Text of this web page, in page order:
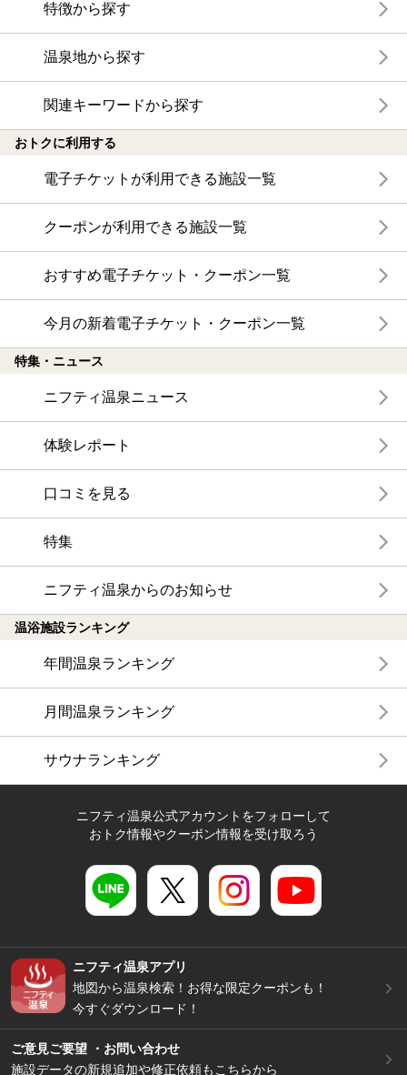
特徴から探す
温泉地から探す
関連キーワードから探す
おトクに利用する
電子チケットが利用できる施設一覧
クーポンが利用できる施設一覧
おすすめ電子チケット・クーポン一覧
今月の新着電子チケット・クーポン一覧
特集・ニュース
ニフティ温泉ニュース
体験レポート
口コミを見る
特集
ニフティ温泉からのお知らせ
温浴施設ランキング
年間温泉ランキング
月間温泉ランキング
サウナランキング
ニフティ温泉公式アカウントをフォローして
おトク情報やクーポン情報を受け取ろう
ニフティ温泉アプリ
地図から温泉検索！お得な限定クーポンも！
今すぐダウンロード！
ご意見ご要望 ・お問い合わせ
施設データの新規追加や修正依頼もこちらから